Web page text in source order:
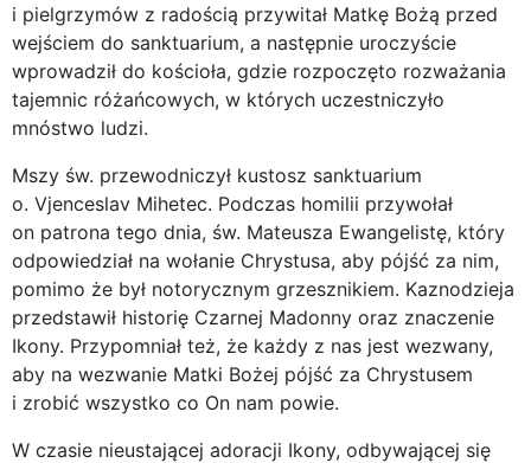
i pielgrzymów z radością przywitał Matkę Bożą przed
wejściem do sanktuarium, a następnie uroczyście
wprowadził do kościoła, gdzie rozpoczęto rozważania
tajemnic różańcowych, w których uczestniczyło
mnóstwo ludzi.
Mszy św. przewodniczył kustosz sanktuarium
o. Vjenceslav Mihetec. Podczas homilii przywołał
on patrona tego dnia, św. Mateusza Ewangelistę, który
odpowiedział na wołanie Chrystusa, aby pójść za nim,
pomimo że był notorycznym grzesznikiem. Kaznodzieja
przedstawił historię Czarnej Madonny oraz znaczenie
Ikony. Przypomniał też, że każdy z nas jest wezwany,
aby na wezwanie Matki Bożej pójść za Chrystusem
i zrobić wszystko co On nam powie.
W czasie nieustającej adoracji Ikony, odbywającej się